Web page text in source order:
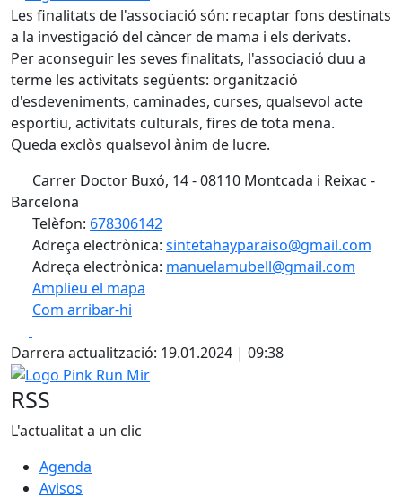
Les finalitats de l'associació són: recaptar fons destinats
a la investigació del càncer de mama i els derivats.
Per aconseguir les seves finalitats, l'associació duu a
terme les activitats següents: organització
d'esdeveniments, caminades, curses, qualsevol acte
esportiu, activitats culturals, fires de tota mena.
Queda exclòs qualsevol ànim de lucre.
Carrer Doctor Buxó, 14 - 08110 Montcada i Reixac -
Barcelona
Telèfon: 678306142
Adreça electrònica: sintetahayparaiso@gmail.com
Adreça electrònica: manuelamubell@gmail.com
Amplieu el mapa
Com arribar-hi
+
−
Darrera actualització: 19.01.2024 | 09:38
Logo Pink Run Mir
RSS
L'actualitat a un clic
Agenda
Avisos